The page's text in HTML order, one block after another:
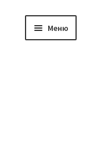
Меню